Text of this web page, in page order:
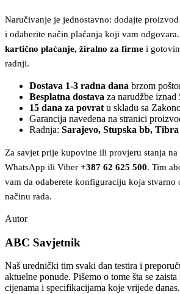
Naručivanje je jednostavno: dodajte
i odaberite način plaćanja koji vam
kartično plaćanje, žiralno za firme i
radnji.
Dostava 1-3 radna dana brzom
Besplatna dostava za narudžbe
15 dana za povrat u skladu sa
Garancija navedena na stranici
Radnja: Sarajevo, Stupska bb, Tibra
Za savjet prije kupovine ili provjeru stanja na
WhatsApp ili Viber +387 62 625 500. Tim
vam da odaberete konfiguraciju koja stvarno
načinu rada.
Autor
ABC Savjetnik
Naš urednički tim svaki dan testira i
aktuelne ponude. Pišemo o tome šta se
cijenama i specifikacijama koje vrijede danas.